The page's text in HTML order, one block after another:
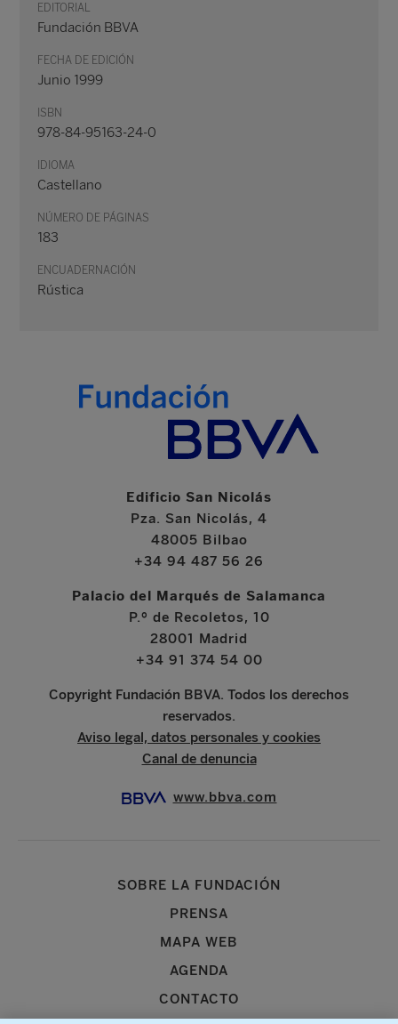
EDITORIAL
Fundación BBVA
FECHA DE EDICIÓN
Junio 1999
ISBN
978-84-95163-24-0
IDIOMA
Castellano
NÚMERO DE PÁGINAS
183
ENCUADERNACIÓN
Rústica
Edificio San Nicolás
Pza. San Nicolás, 4
48005 Bilbao
+34 94 487 56 26
Palacio del Marqués de Salamanca
P.º de Recoletos, 10
28001 Madrid
+34 91 374 54 00
Copyright Fundación BBVA. Todos los derechos
reservados.
Aviso legal, datos personales y cookies
Canal de denuncia
www.bbva.com
SOBRE LA FUNDACIÓN
PRENSA
MAPA WEB
AGENDA
CONTACTO